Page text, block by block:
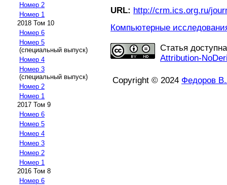
Номер 2
Номер 1
2018 Том 10
Номер 6
Номер 5
(специальный выпуск)
Номер 4
Номер 3
(специальный выпуск)
Номер 2
Номер 1
2017 Том 9
Номер 6
Номер 5
Номер 4
Номер 3
Номер 2
Номер 1
2016 Том 8
Номер 6
URL: http://crm.ics.org.ru/
Компьютерные
Статья
Attribution-
Copyright © 2024 Федоров